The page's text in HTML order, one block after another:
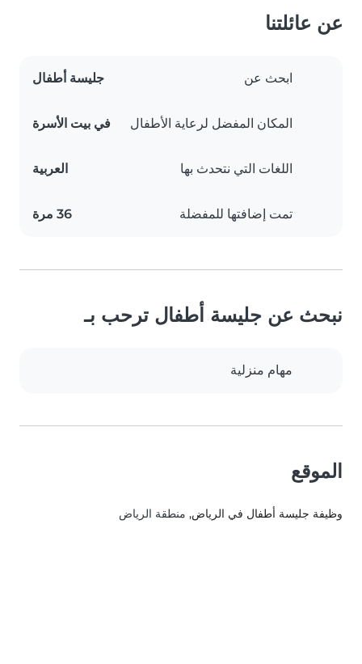
عن عائلتنا
ابحث عن جليسة أطفال
المكان المفضل لرعاية الأطفال في بيت الأسرة
اللغات التي نتحدث بها العربية
تمت إضافتها للمفضلة 36 مرة
نبحث عن جليسة أطفال ترحب بـ
مهام منزلية
الموقع
وظيفة جليسة أطفال في الرياض, منطقة الرياض‎